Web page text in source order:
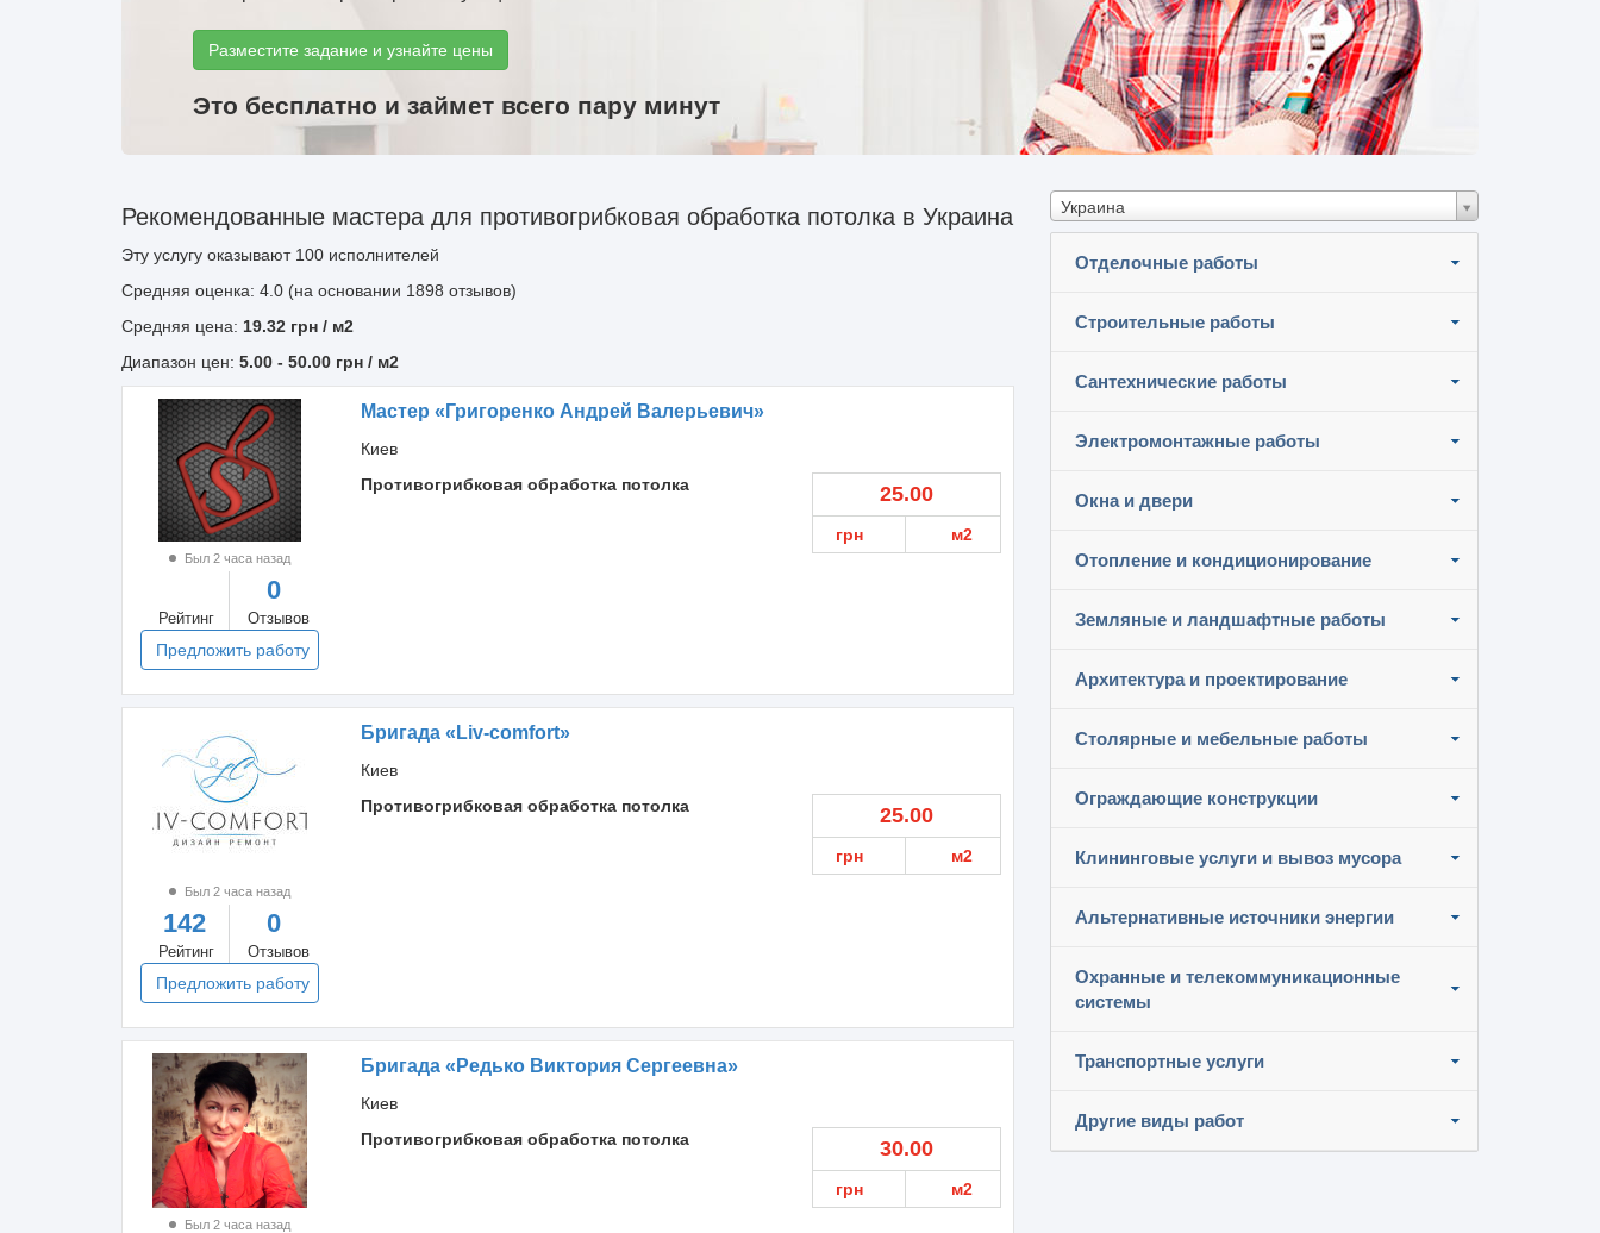
Разместите задание и узнайте цены
Это бесплатно и займет всего пару минут
Украина
Отделочные работы
Строительные работы
Сантехнические работы
Электромонтажные работы
Окна и двери
Отопление и кондиционирование
Земляные и ландшафтные работы
Архитектура и проектирование
Столярные и мебельные работы
Ограждающие конструкции
Клининговые услуги и вывоз мусора
Альтернативные источники энергии
Охранные и телекоммуникационные
системы
Транспортные услуги
Другие виды работ
Рекомендованные мастера для противогрибковая обработка потолка в Украина
Эту услугу оказывают 100 исполнителей
Средняя оценка: 4.0 (на основании 1898 отзывов)
Средняя цена: 19.32 грн / м2
Диапазон цен: 5.00 - 50.00 грн / м2
Был 2 часа назад
Рейтинг
0
Отзывов
Предложить работу
Мастер «Григоренко Андрей Валерьевич»
Киев
Противогрибковая обработка потолка
25.00
грн м2
Был 2 часа назад
142
Рейтинг
0
Отзывов
Предложить работу
Бригада «Liv-comfort»
Киев
Противогрибковая обработка потолка
25.00
грн м2
Был 2 часа назад
Бригада «Редько Виктория Сергеевна»
Киев
Противогрибковая обработка потолка
30.00
грн м2